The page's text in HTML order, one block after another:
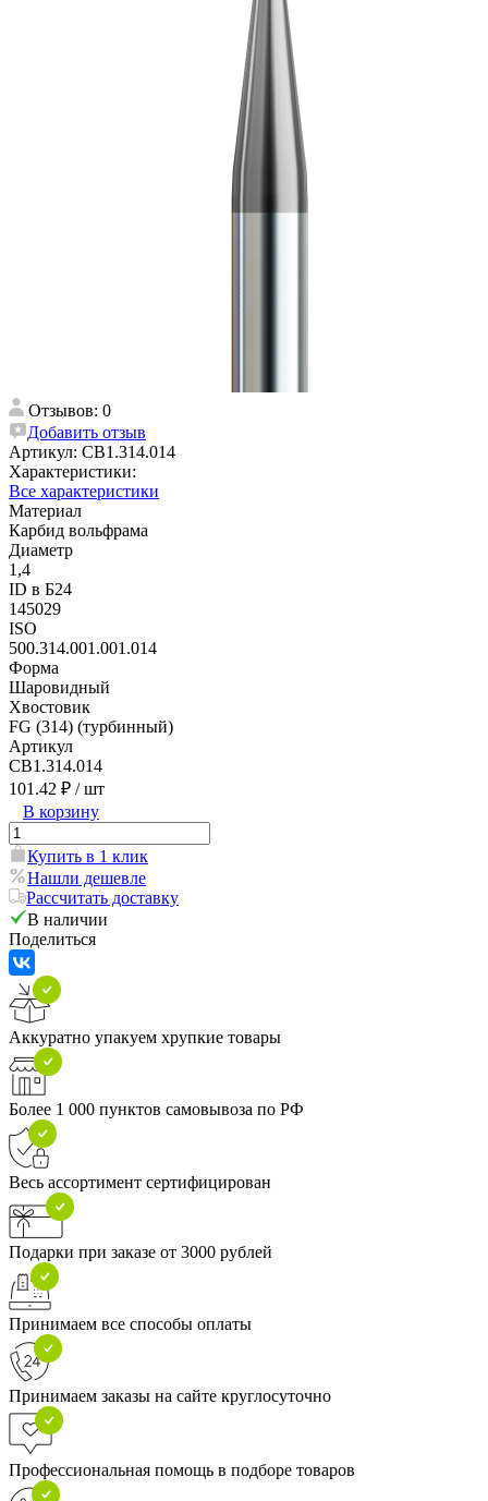
Отзывов: 0
Добавить отзыв
Артикул: CB1.314.014
Характеристики:
Все характеристики
Материал
Карбид вольфрама
Диаметр
1,4
ID в Б24
145029
ISO
500.314.001.001.014
Форма
Шаровидный
Хвостовик
FG (314) (турбинный)
Артикул
CB1.314.014
101.42 ₽ / шт
В корзину
Купить в 1 клик
Нашли дешевле
Рассчитать доставку
В наличии
Поделиться
Аккуратно упакуем хрупкие товары
Более 1 000 пунктов самовывоза по РФ
Весь ассортимент сертифицирован
Подарки при заказе от 3000 рублей
Принимаем все способы оплаты
Принимаем заказы на сайте круглосуточно
Профессиональная помощь в подборе товаров